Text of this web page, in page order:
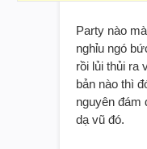
Party nào
nghỉu ngó
rồi lủi thủi ra
bản nào thì
nguyên đám
dạ vũ đó.